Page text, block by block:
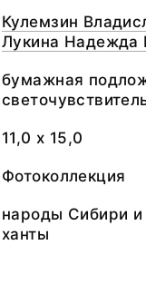
Кулемзин
Лукина Надежда
бумажная
11,0 х 15,0
Фотоколлекция
народы Сибири и
ханты